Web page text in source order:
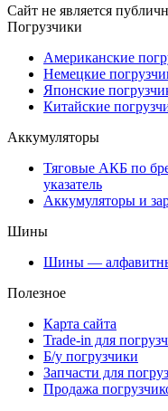
Сайт не является
Погрузчики
Американские
Немецкие
Японские
Китайские
Аккумуляторы
Тяговые АКБ по
указатель
Аккумуляторы и
Шины
Шины —
Полезное
Карта сайта
Trade-in для
Б/у погрузчики
Запчасти для
Продажа